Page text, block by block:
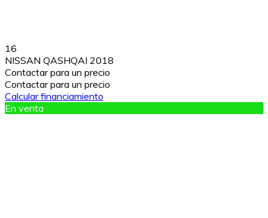
16
NISSAN QASHQAI 2018
Contactar para un precio
Contactar para un precio
Calcular financiamiento
En venta